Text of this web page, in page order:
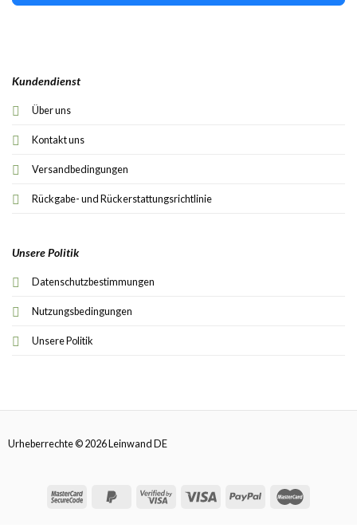
Kundendienst
Über uns
Kontakt uns
Versandbedingungen
Rückgabe- und Rückerstattungsrichtlinie
Unsere Politik
Datenschutzbestimmungen
Nutzungsbedingungen
Unsere Politik
Urheberrechte © 2026 Leinwand DE